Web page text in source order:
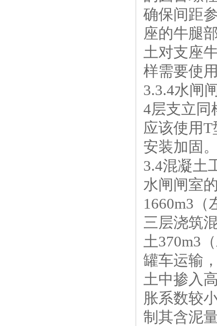
确保间距
座的牛腿
土对支座
样需要使
3.3.4水闸
4层支立同
应该使用
安装加固
3.4混凝土
水闸闸室
1660m3（
三层浇筑
土370m3
罐车运输
土中掺入
胀系数较
制其含泥